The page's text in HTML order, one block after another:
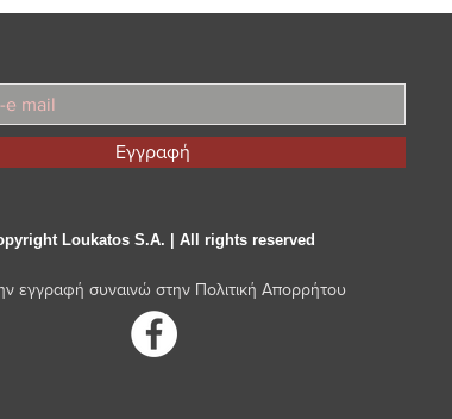
Εγγραφή
Loukatos S.A. | All rights reserved
εγγραφή συναινώ στην Πολιτική Απορρήτου